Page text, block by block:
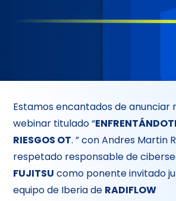
Estamos encantados de anunciar
webinar titulado “
RIESGOS OT. ” con Andres Martin
respetado responsable de
FUJITSU como ponente invitado
equipo de Iberia de RADIFLOW